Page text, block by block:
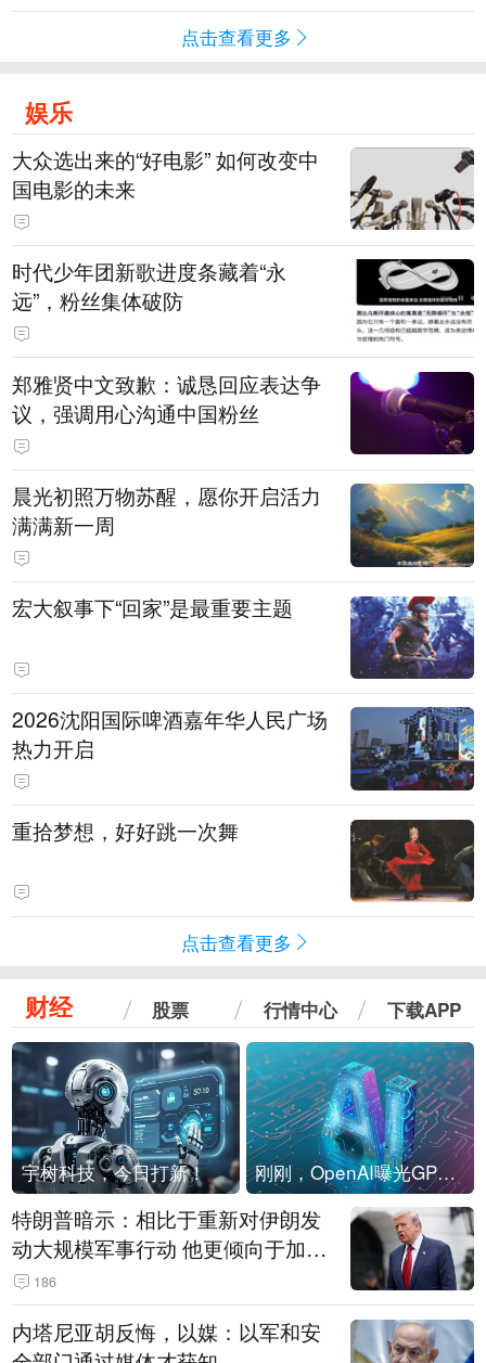
点击查看更多
娱乐
大众选出来的“好电影” 如何改变中
国电影的未来
时代少年团新歌进度条藏着“永
远”，粉丝集体破防
郑雅贤中文致歉：诚恳回应表达争
议，强调用心沟通中国粉丝
晨光初照万物苏醒，愿你开启活力
满满新一周
宏大叙事下“回家”是最重要主题
2026沈阳国际啤酒嘉年华人民广场
热力开启
重拾梦想，好好跳一次舞
点击查看更多
财经 股票 行情中心 下载APP
宇树科技，今日打新！ 刚刚，OpenAI曝光GPT-6！传10万亿参数，8月强行发布
特朗普暗示：相比于重新对伊朗发
动大规模军事行动 他更倾向于加大
经济施压
186
内塔尼亚胡反悔，以媒：以军和安